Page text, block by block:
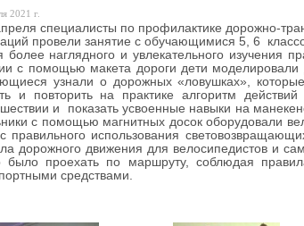
2021 г.
специалисты по профилактике дорожно-
провели занятие с обучающимися 5, 6
наглядного и увлекательного изучения
с помощью макета дороги дети
узнали о дорожных «ловушках»,
и повторить на практике алгоритм
и показать усвоенные навыки на
с помощью магнитных досок оборудовали
правильного использования
дорожного движения для велосипедистов и
было проехать по маршруту, соблюдая
средствами.